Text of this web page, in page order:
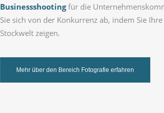
Businessshootingfür die
Sie sich von der Konkurrenz ab, indem Sie
Stockwelt zeigen.
Mehr über den Bereich Fotografie erfahren